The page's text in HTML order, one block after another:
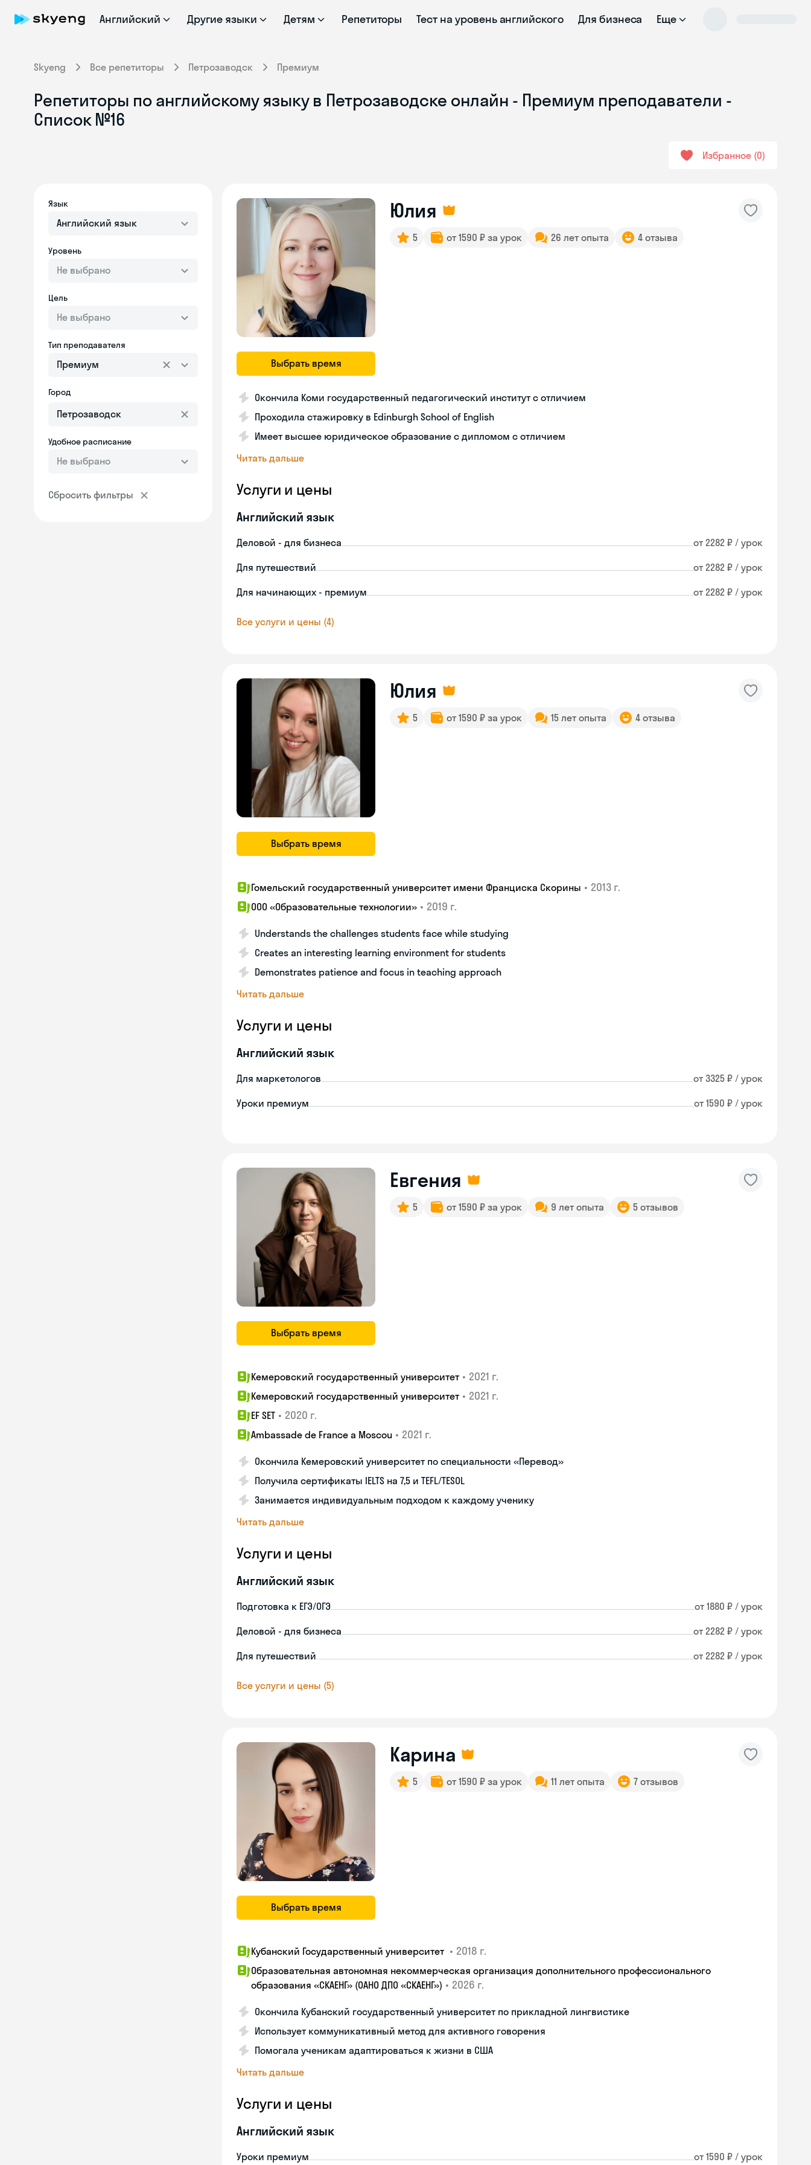
Английский Другие языки Детям Репетиторы Тест на уровень английского Для бизнеса Еще
Skyeng Все репетиторы Петрозаводск Премиум
Репетиторы по английскому языку в Петрозаводске онлайн - Премиум преподаватели -
Список №16
Избранное 0
Язык
Английский язык
Уровень
Не выбрано
Цель
Не выбрано
Тип преподавателя
Премиум
Город
Удобное расписание
Не выбрано
Сбросить фильтры
Выбрать время
Юлия
5 от 1590 ₽ за урок 26 лет опыта 4 отзыва
Окончила Коми государственный педагогический институт с отличием
Проходила стажировку в Edinburgh School of English
Имеет высшее юридическое образование с дипломом с отличием
Читать дальше
Услуги и цены
Английский язык
Деловой - для бизнеса от 2282 ₽ / урок
Для путешествий от 2282 ₽ / урок
Для начинающих - премиум от 2282 ₽ / урок
Все услуги и цены (4)
Выбрать время
Юлия
5 от 1590 ₽ за урок 15 лет опыта 4 отзыва
Гомельский государственный университет имени Франциска Скорины • 2013 г.
ООО «Образовательные технологии» • 2019 г.
Understands the challenges students face while studying
Creates an interesting learning environment for students
Demonstrates patience and focus in teaching approach
Читать дальше
Услуги и цены
Английский язык
Для маркетологов от 3325 ₽ / урок
Уроки премиум от 1590 ₽ / урок
Выбрать время
Евгения
5 от 1590 ₽ за урок 9 лет опыта 5 отзывов
Кемеровский государственный университет • 2021 г.
Кемеровский государственный университет • 2021 г.
EF SET • 2020 г.
Ambassade de France a Moscou • 2021 г.
Окончила Кемеровский университет по специальности «Перевод»
Получила сертификаты IELTS на 7,5 и TEFL/TESOL
Занимается индивидуальным подходом к каждому ученику
Читать дальше
Услуги и цены
Английский язык
Подготовка к ЕГЭ/ОГЭ от 1880 ₽ / урок
Деловой - для бизнеса от 2282 ₽ / урок
Для путешествий от 2282 ₽ / урок
Все услуги и цены (5)
Выбрать время
Карина
5 от 1590 ₽ за урок 11 лет опыта 7 отзывов
Кубанский Государственный университет • 2018 г.
Образовательная автономная некоммерческая организация дополнительного профессионального
образования «СКАЕНГ» (ОАНО ДПО «СКАЕНГ») • 2026 г.
Окончила Кубанский государственный университет по прикладной лингвистике
Использует коммуникативный метод для активного говорения
Помогала ученикам адаптироваться к жизни в США
Читать дальше
Услуги и цены
Английский язык
Уроки премиум от 1590 ₽ / урок
online